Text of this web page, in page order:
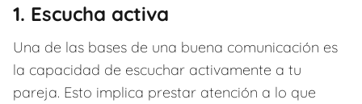
1. Escucha activa
Una de las bases de una buena comunicación es
la capacidad de escuchar activamente a tu
pareja. Esto implica prestar atención a lo que